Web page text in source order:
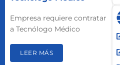
Empresa requiere contratar
a Tecnólogo Médico
LEER MÁS